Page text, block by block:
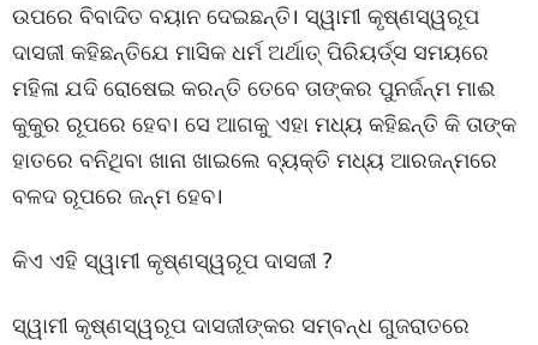
ଉପରେ ବିବାଦିତ ବୟାନ ଦେଇଛନ୍ତି। ସ୍ୱାମୀ କୃଷ୍ଣସ୍ୱରୂପ
ଦାସଜୀ କହିଛନ୍ତିଯେ ମାସିକ ଧର୍ମ ଅର୍ଥାତ୍ ପିରିୟର୍ଡ୍ସ ସମୟରେ
ମହିଳା ଯଦି ରୋଷେଇ କରନ୍ତି ତେବେ ତାଙ୍କର ପୁନର୍ଜନ୍ମ ମାଈ
କୁକୁର ରୂପରେ ହେବ। ସେ ଆଗକୁ ଏହା ମଧ୍ୟ କହିଛନ୍ତି କି ତାଙ୍କ
ହାତରେ ବନିଥିବା ଖାନା ଖାଇଲେ ବ୍ୟକ୍ତି ମଧ୍ୟ ଆରଜନ୍ମରେ
ବଳଦ ରୂପରେ ଜନ୍ମ ହେବ।
କିଏ ଏହି ସ୍ୱାମୀ କୃଷ୍ଣସ୍ୱରୂପ ଦାସଜୀ ?
ସ୍ୱାମୀ କୃଷ୍ଣସ୍ୱରୂପ ଦାସଜୀଙ୍କର ସମ୍ବନ୍ଧ ଗୁଜରାତରେ